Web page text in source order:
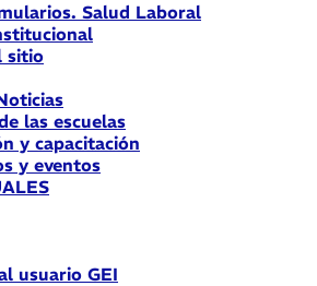
Salud Laboral
sitio
las escuelas
y capacitación
y eventos
usuario GEI